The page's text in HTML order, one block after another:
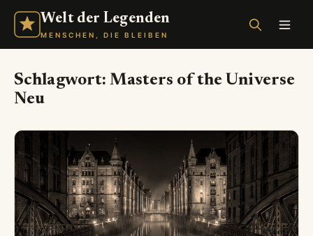
Welt der Legenden
MENSCHEN, DIE BLEIBEN
Schlagwort:Masters of the Universe
Neu